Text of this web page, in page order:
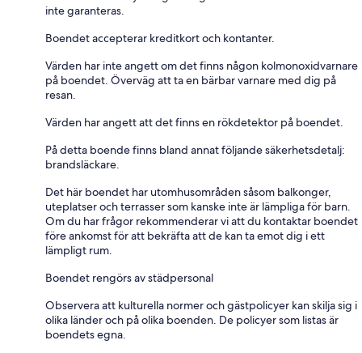
inte garanteras.
Boendet accepterar kreditkort och kontanter.
Värden har inte angett om det finns någon kolmonoxidvarnare
på boendet. Överväg att ta en bärbar varnare med dig på
resan.
Värden har angett att det finns en rökdetektor på boendet.
På detta boende finns bland annat följande säkerhetsdetalj:
brandsläckare.
Det här boendet har utomhusområden såsom balkonger,
uteplatser och terrasser som kanske inte är lämpliga för barn.
Om du har frågor rekommenderar vi att du kontaktar boendet
före ankomst för att bekräfta att de kan ta emot dig i ett
lämpligt rum.
Boendet rengörs av städpersonal
Observera att kulturella normer och gästpolicyer kan skilja sig i
olika länder och på olika boenden. De policyer som listas är
boendets egna.